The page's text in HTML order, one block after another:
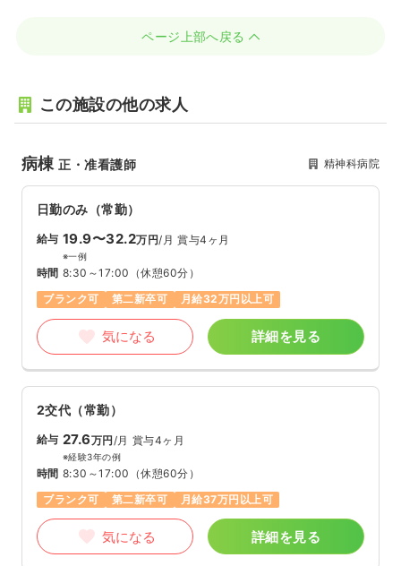
ページ上部へ戻る
この施設の他の求人
病棟正・准看護師 精神科病院
日勤のみ（常勤）
給与 19.9〜32.2万円/月 賞与4ヶ月
※一例
時間 8:30～17:00 （休憩60分）
ブランク可
第二新卒可 月給32万円以上可
気になる 詳細を見る
2交代（常勤）
給与 27.6万円 /月 賞与4ヶ月
※経験3年の例
時間 8:30～17:00 （休憩60分）
ブランク可
第二新卒可 月給37万円以上可
気になる 詳細を見る